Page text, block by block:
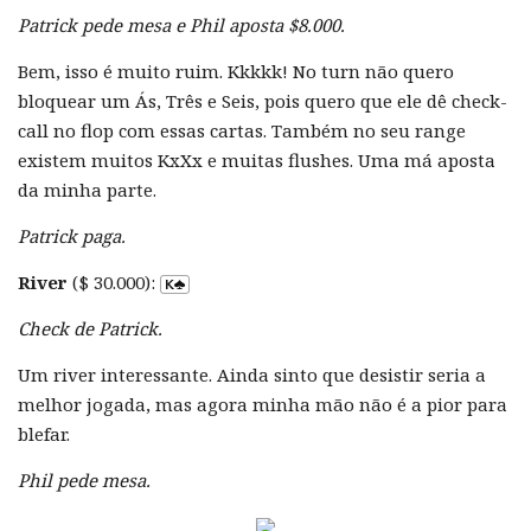
Patrick pede mesa e Phil aposta $8.000.
Bem, isso é muito ruim. Kkkkk! No turn não quero
bloquear um Ás, Três e Seis, pois quero que ele dê check-
call no flop com essas cartas. Também no seu range
existem muitos KxXx e muitas flushes. Uma má aposta
da minha parte.
Patrick paga.
River ($ 30.000):
Check de Patrick.
Um river interessante. Ainda sinto que desistir seria a
melhor jogada, mas agora minha mão não é a pior para
blefar.
Phil pede mesa.